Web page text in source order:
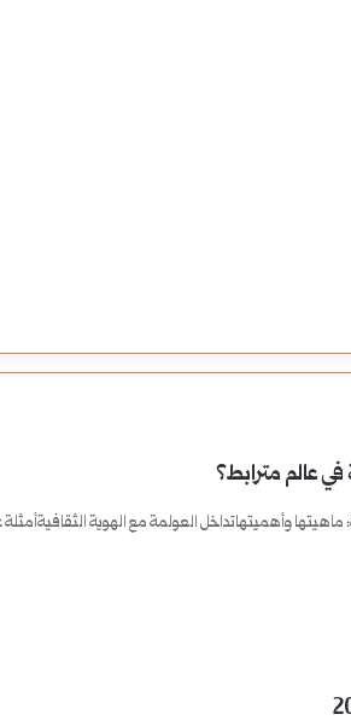
في عالم مترابط؟
وأهميتهاتداخل العولمة مع الهوية الثقافيةأمثلة